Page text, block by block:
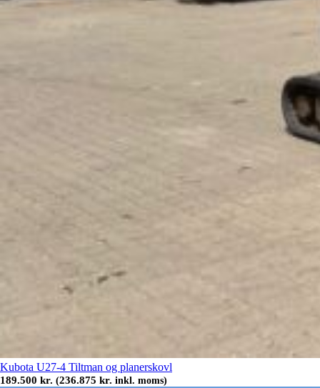
Kubota U27-4 Tiltman og planerskovl
189.500 kr. (236.875 kr. inkl. moms)